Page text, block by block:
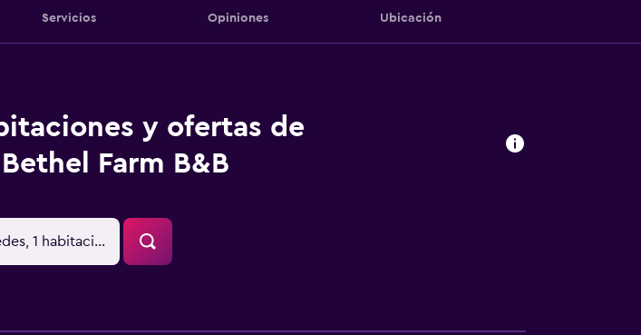
Servicios Opiniones Ubicación
y ofertas de
Farm B&B
1 habitación